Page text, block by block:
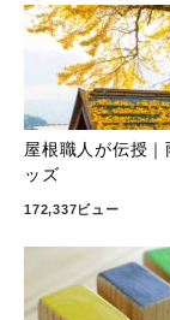
屋根職人が伝授
ッズ
172,337ビュー